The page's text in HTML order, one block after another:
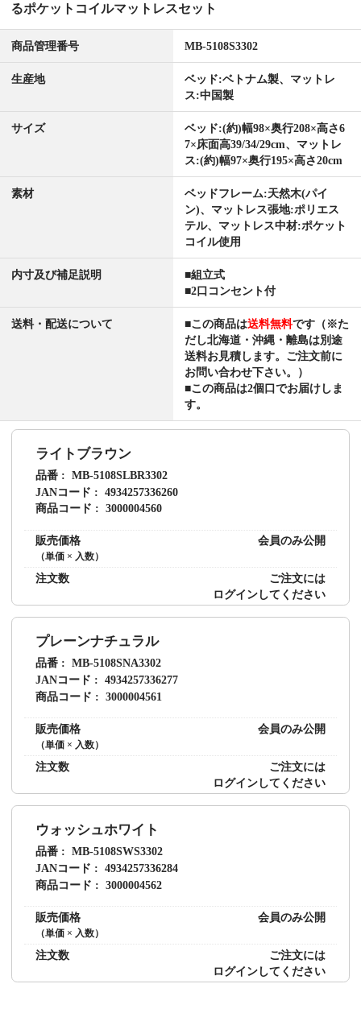
るポケットコイルマットレスセット
商品管理番号 MB-5108S3302
生産地
ベッド:ベトナム製、マットレ
ス:中国製
サイズ
ベッド:(約)幅98×奥行208×高さ6
7×床面高39/34/29cm、マットレ
ス:(約)幅97×奥行195×高さ20cm
素材
ベッドフレーム:天然木(パイ
ン)、マットレス張地:ポリエス
テル、マットレス中材:ポケット
コイル使用
内寸及び補足説明
■組立式
■2口コンセント付
送料・配送について ■この商品は送料無料です（※た
だし北海道・沖縄・離島は別途
送料お見積します。ご注文前に
お問い合わせ下さい。）
■この商品は2個口でお届けしま
す。
ライトブラウン
品番
MB-5108SLBR3302
JANコード
4934257336260
商品コード
3000004560
販売価格
（単価 × 入数）
会員のみ公開
注文数
ご注文には
ログインしてください
プレーンナチュラル
品番
MB-5108SNA3302
JANコード
4934257336277
商品コード
3000004561
販売価格
（単価 × 入数）
会員のみ公開
注文数
ご注文には
ログインしてください
ウォッシュホワイト
品番
MB-5108SWS3302
JANコード
4934257336284
商品コード
3000004562
販売価格
（単価 × 入数）
会員のみ公開
注文数
ご注文には
ログインしてください